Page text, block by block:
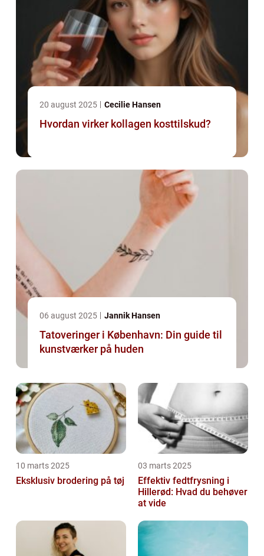
20 august 2025 Cecilie Hansen
Hvordan virker kollagen kosttilskud?
06 august 2025 Jannik Hansen
Tatoveringer i København: Din guide til
kunstværker på huden
10 marts 2025
Eksklusiv brodering på tøj
03 marts 2025
Effektiv fedtfrysning i
Hillerød: Hvad du behøver
at vide